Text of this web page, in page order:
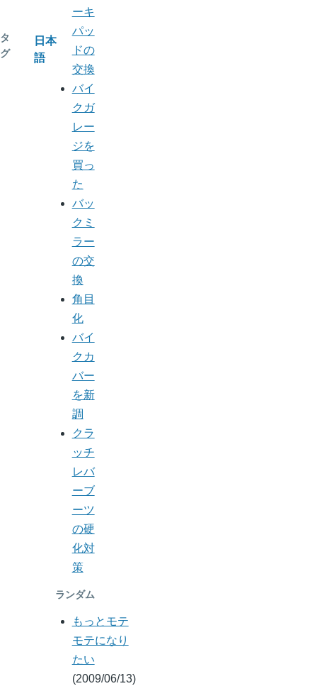
タ
グ
日本
語
ーキ
パッ
ドの
交換
バイ
クガ
レー
ジを
買っ
た
バッ
クミ
ラー
の交
換
角目
化
バイ
クカ
バー
を新
調
クラ
ッチ
レバ
ーブ
ーツ
の硬
化対
策
ランダム
もっとモテ
モテになり
たい
(2009/06/13)